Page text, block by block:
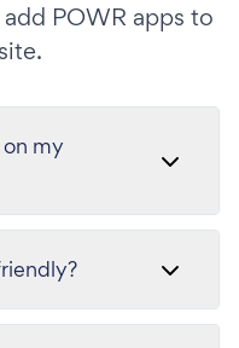
POWR apps to
my